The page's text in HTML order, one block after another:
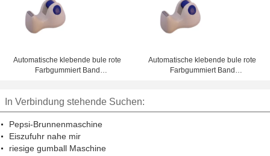
Automatische klebende bule rote
Farbgummiert Band
Automatische klebende bule rote
Farbgummiert Band
In Verbindung stehende Suchen:
Pepsi-Brunnenmaschine
Eiszufuhr nahe mir
riesige gumball Maschine